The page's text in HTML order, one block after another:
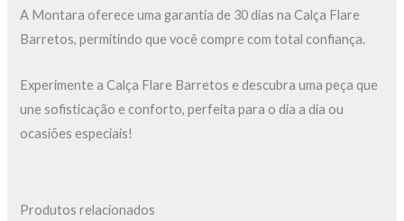
A Montara oferece uma garantia de 30 dias na Calça Flare
Barretos, permitindo que você compre com total confiança.
Experimente a Calça Flare Barretos e descubra uma peça que
une sofisticação e conforto, perfeita para o dia a dia ou
ocasiões especiais!
Produtos relacionados